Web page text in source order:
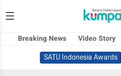
Breaking News Video Story
SATU Indonesia Awards